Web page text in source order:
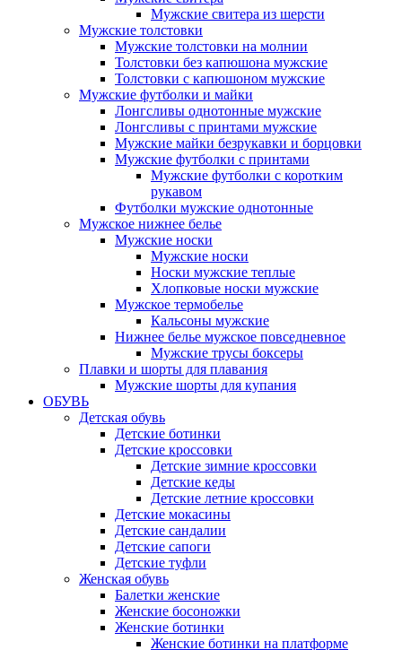
Мужские свитера из шерсти
Мужские толстовки
Мужские толстовки на молнии
Толстовки без капюшона мужские
Толстовки с капюшоном мужские
Мужские футболки и майки
Лонгсливы однотонные мужские
Лонгсливы с принтами мужские
Мужские майки безрукавки и борцовки
Мужские футболки с принтами
Мужские футболки с коротким
рукавом
Футболки мужские однотонные
Мужское нижнее белье
Мужские носки
Мужские носки
Носки мужские теплые
Хлопковые носки мужские
Мужское термобелье
Кальсоны мужские
Нижнее белье мужское повседневное
Мужские трусы боксеры
Плавки и шорты для плавания
Мужские шорты для купания
ОБУВЬ
Детская обувь
Детские ботинки
Детские кроссовки
Детские зимние кроссовки
Детские кеды
Детские летние кроссовки
Детские мокасины
Детские сандалии
Детские сапоги
Детские туфли
Женская обувь
Балетки женские
Женские босоножки
Женские ботинки
Женские ботинки на платформе